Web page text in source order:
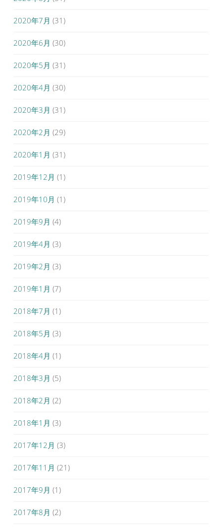
2020年7月 (31)
2020年6月 (30)
2020年5月 (31)
2020年4月 (30)
2020年3月 (31)
2020年2月 (29)
2020年1月 (31)
2019年12月 (1)
2019年10月 (1)
2019年9月 (4)
2019年4月 (3)
2019年2月 (3)
2019年1月 (7)
2018年7月 (1)
2018年5月 (3)
2018年4月 (1)
2018年3月 (5)
2018年2月 (2)
2018年1月 (3)
2017年12月 (3)
2017年11月 (21)
2017年9月 (1)
2017年8月 (2)